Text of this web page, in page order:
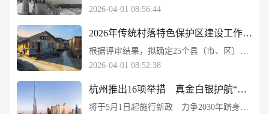
2026-04-01 08:56:44
2026年传统村落特色保护区建设工作竞争性评审结果公示
根据评审结果，拟确定25个县（市、区）纳入2026年传统村落特色保护区建设工作支持范围。
2026-04-01 08:52:38
杭州推出16项举措 真金白银护航“建筑强市”
将于5月1日起施行新政 力争2030年跻身全国前列